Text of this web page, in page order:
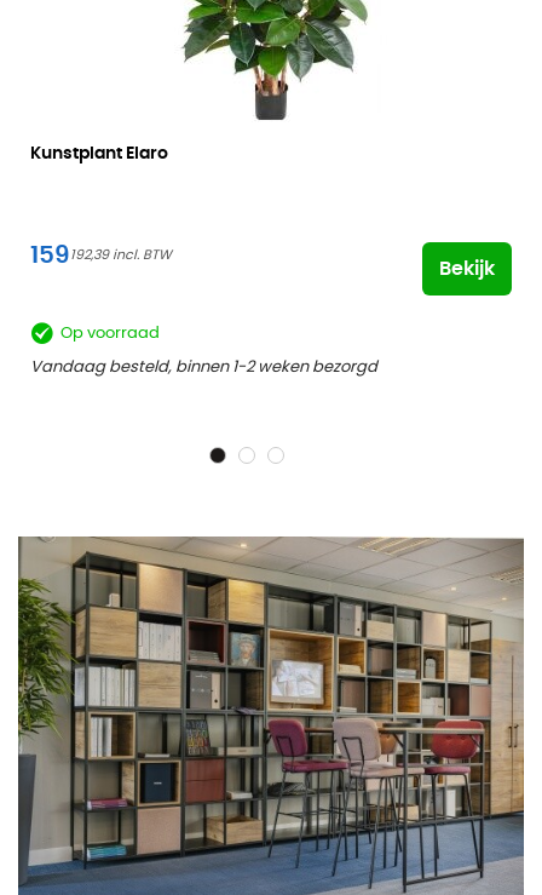
Kunstplant Elaro
159192,39
Bekijk
Op voorraad
Vandaag besteld, binnen 1-2 weken bezorgd